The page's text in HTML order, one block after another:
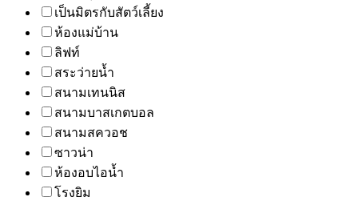
เป็นมิตรกับสัตว์เลี้ยง
ห้องแม่บ้าน
ลิฟท์
สระว่ายน้ำ
สนามเทนนิส
สนามบาสเกตบอล
สนามสควอช
ซาวน่า
ห้องอบไอน้ำ
โรงยิม